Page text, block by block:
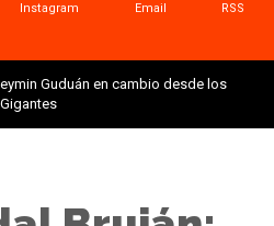
Instagram Email RSS
Guduán en cambio desde los
Gigantes